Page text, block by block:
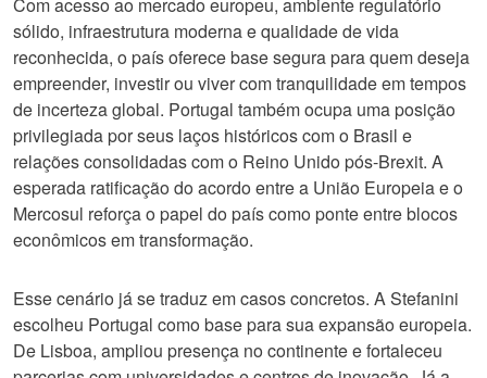
sólido, infraestrutura moderna e qualidade de vida
reconhecida, o país oferece base segura para quem deseja
empreender, investir ou viver com tranquilidade em tempos
de incerteza global. Portugal também ocupa uma posição
privilegiada por seus laços históricos com o Brasil e
relações consolidadas com o Reino Unido pós-Brexit. A
esperada ratificação do acordo entre a União Europeia e o
Mercosul reforça o papel do país como ponte entre blocos
econômicos em transformação.
Esse cenário já se traduz em casos concretos. A Stefanini
escolheu Portugal como base para sua expansão europeia.
De Lisboa, ampliou presença no continente e fortaleceu